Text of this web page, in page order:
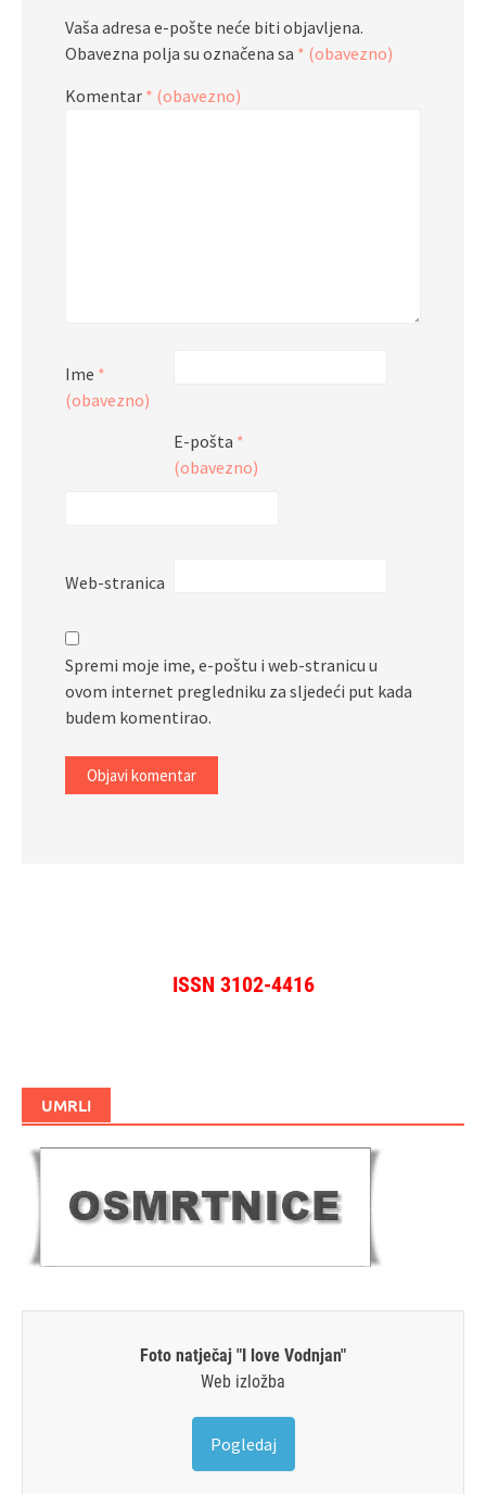
Vaša adresa e-pošte neće biti objavljena.
Obavezna polja su označena sa * (obavezno)
Komentar * (obavezno)
Ime *
(obavezno)
E-pošta *
(obavezno)
Web-stranica
Spremi moje ime, e-poštu i web-stranicu u
ovom internet pregledniku za sljedeći put kada
budem komentirao.
ISSN 3102-4416
UMRLI
Foto natječaj "I love Vodnjan"
Web izložba
Pogledaj